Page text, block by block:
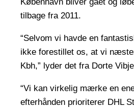
tilbage fra 2011.
“Selvom vi havde en
ikke forestillet os, at vi
Kbh,” lyder det fra Dorte
“Vi kan virkelig mærke en
efterhånden prioriterer DHL